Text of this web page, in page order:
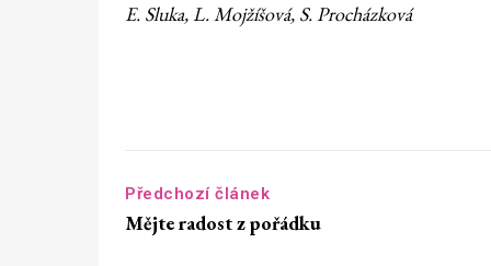
E. Sluka, L. Mojžíšová, S. Procházková
Předchozí článek
Mějte radost z pořádku